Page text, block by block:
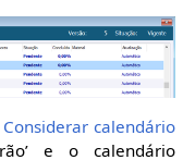
Considerar calendário
e o calendário